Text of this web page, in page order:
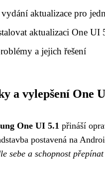
aktualizace pro
aktualizaci One UI
a jejich řešení
a vylepšení One
One UI 5.1 přináší
postavená na
sebe a schopnost